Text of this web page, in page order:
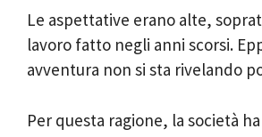
Le aspettative erano alte,
lavoro fatto negli anni scorsi.
avventura non si sta rivelando
Per questa ragione, la società